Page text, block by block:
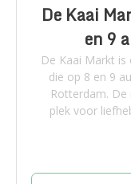
De Kaai
en 9
De Kaai Markt
die op 8 en 9
Rotterdam.
plek voor